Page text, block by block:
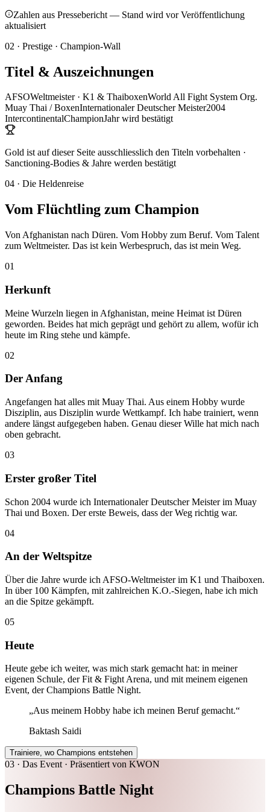
Zahlen aus Pressebericht — Stand wird vor Veröffentlichung
aktualisiert
02 · Prestige · Champion-Wall
Titel & Auszeichnungen
AFSOWeltmeister · K1 & ThaiboxenWorld All Fight System Org.
Muay Thai / BoxenInternationaler Deutscher Meister2004
IntercontinentalChampionJahr wird bestätigt
Gold ist auf dieser Seite ausschliesslich den Titeln vorbehalten ·
Sanctioning-Bodies & Jahre werden bestätigt
04 · Die Heldenreise
Vom Flüchtling zum Champion
Von Afghanistan nach Düren. Vom Hobby zum Beruf. Vom Talent
zum Weltmeister. Das ist kein Werbespruch, das ist mein Weg.
01
Herkunft
Meine Wurzeln liegen in Afghanistan, meine Heimat ist Düren
geworden. Beides hat mich geprägt und gehört zu allem, wofür ich
heute im Ring stehe und kämpfe.
02
Der Anfang
Angefangen hat alles mit Muay Thai. Aus einem Hobby wurde
Disziplin, aus Disziplin wurde Wettkampf. Ich habe trainiert, wenn
andere längst aufgegeben haben. Genau dieser Wille hat mich nach
oben gebracht.
03
Erster großer Titel
Schon 2004 wurde ich Internationaler Deutscher Meister im Muay
Thai und Boxen. Der erste Beweis, dass der Weg richtig war.
04
An der Weltspitze
Über die Jahre wurde ich AFSO-Weltmeister im K1 und Thaiboxen.
In über 100 Kämpfen, mit zahlreichen K.O.-Siegen, habe ich mich
an die Spitze gekämpft.
05
Heute
Heute gebe ich weiter, was mich stark gemacht hat: in meiner
eigenen Schule, der Fit & Fight Arena, und mit meinem eigenen
Event, der Champions Battle Night.
„Aus meinem Hobby habe ich meinen Beruf gemacht.“
Baktash Saidi
Trainiere, wo Champions entstehen
03 · Das Event · Präsentiert von KWON
Champions Battle Night